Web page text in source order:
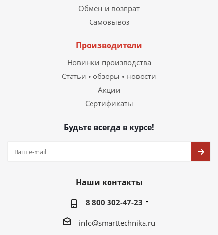
Обмен и возврат
Самовывоз
Производители
Новинки производства
Статьи • обзоры • новости
Акции
Сертификаты
Будьте всегда в курсе!
Наши контакты
8 800 302-47-23
info@smarttechnika.ru